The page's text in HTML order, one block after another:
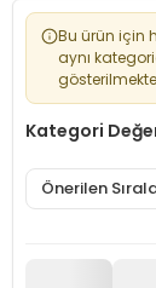
Bu ürün için
aynı
Kategori
Önerilen